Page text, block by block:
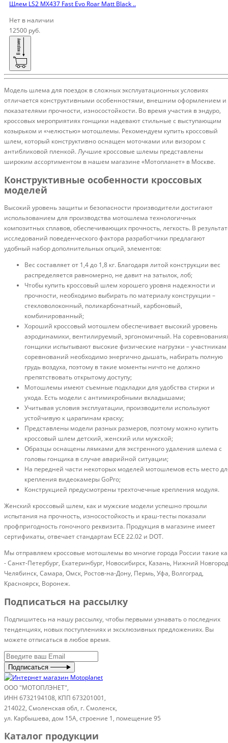
Шлем LS2 MX437 Fast Evo Roar Matt Black ..
Нет в наличии
12500 руб.
Модель шлема для поездок в сложных эксплуатационных условиях
отличается конструктивными особенностями, внешним оформлением и
показателями прочности, износостойкости. Во время участия в эндуро,
кроссовых мероприятиях гонщики надевают стильные с выступающим
козырьком и «челюстью» мотошлемы. Рекомендуем купить кроссовый
шлем, который конструктивно оснащен моточками или визором с
антибликовой пленкой. Лучшие кроссовые шлемы представлены
широким ассортиментом в нашем магазине «Мотопланет» в Москве.
Конструктивные особенности кроссовых
моделей
Высокий уровень защиты и безопасности производители достигают
использованием для производства мотошлема технологичных
композитных сплавов, обеспечивающих прочность, легкость. В
исследований поведенческого фактора разработчики предлагают
удобный набор дополнительных опций, элементов:
Вес составляет от 1,4 до 1,8 кг. Благодаря литой конструкции вес
распределяется равномерно, не давит на затылок, лоб;
Чтобы купить кроссовый шлем хорошего уровня надежности и
прочности, необходимо выбирать по материалу конструкции –
стекловолоконный, поликарбонатный, карбоновый,
комбинированный;
Хороший кроссовый мотошлем обеспечивает высокий уровень
аэродинамики, вентилируемый, эргономичный. На
гонщики испытывают высокие физические нагрузки – участникам
соревнований необходимо энергично дышать, набирать полную
грудь воздуха, поэтому в такие моменты ничто не должно
препятствовать открытому доступу;
Мотошлемы имеют съемные подкладки для удобства стирки и
ухода. Есть модели с антимикробными вкладышами;
Учитывая условия эксплуатации, производители используют
устойчивую к царапинам краску;
Представлены модели разных размеров, поэтому можно купить
кроссовый шлем детский, женский или мужской;
Образцы оснащены лямками для экстренного удаления шлема с
головы гонщика в случае аварийной ситуации;
На передней части некоторых моделей мотошлемов есть место
крепления видеокамеры GoPro;
Конструкцией предусмотрены трехточечные крепления модуля.
Женский кроссовый шлем, как и мужские модели успешно прошли
испытания на прочность, износостойкость и краш-тесты показали
профпригодность гоночного реквизита. Продукция в магазине имеет
сертификаты, отвечает стандартам ECE 22.02 и DOT.
Мы отправляем кроссовые мотошлемы во многие города России такие
- Санкт-Петербург, Екатеринбург, Новосибирск, Казань, Нижний
Челябинск, Самара, Омск, Ростов-на-Дону, Пермь, Уфа, Волгоград,
Красноярск, Воронеж.
Подписаться на рассылку
Подпишитесь на нашу рассылку, чтобы первыми узнавать о последних
тенденциях, новых поступлениях и эксклюзивных предложениях. Вы
можете отписаться в любое время.
Подписаться
ООО "МОТОПЛЭНЕТ",
ИНН 6732194108, КПП 673201001,
214022, Смоленская обл, г. Смоленск,
ул. Карбышева, дом 15А, строение 1, помещение 95
Каталог продукции